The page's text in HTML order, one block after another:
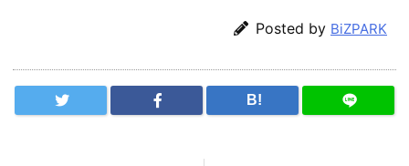
Posted by BiZPARK
B!